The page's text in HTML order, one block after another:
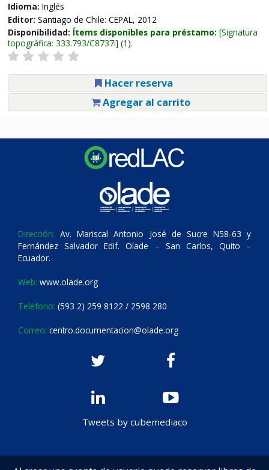
Idioma: Inglés
Editor: Santiago de Chile: CEPAL, 2012
Disponibilidad: Ítems disponibles para préstamo: Signatura
topográfica: 333.793/C8737i (1).
Hacer reserva
Agregar al carrito
Dirección: Av. Mariscal Antonio José de Sucre N58-63 y
Fernández Salvador Edif. Olade – San Carlos, Quito –
Ecuador.
Web: www.olade.org
Teléfono: (593 2) 259 8122 / 2598 280
Correo: centro.documentacion@olade.org
Tweets by cubemediaco